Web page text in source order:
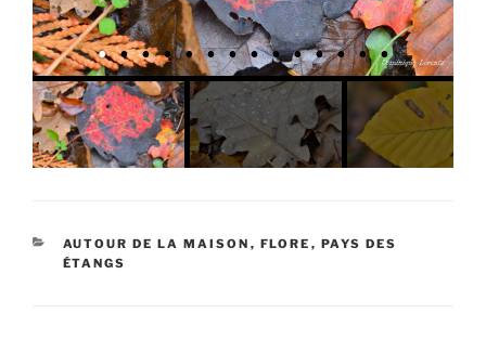
CATÉGORIES
AUTOUR DE LA MAISON , FLORE , PAYS DES
ÉTANGS